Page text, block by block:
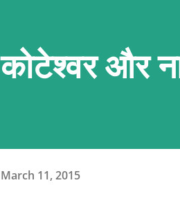
कोटेश्वर और
March 11, 2015